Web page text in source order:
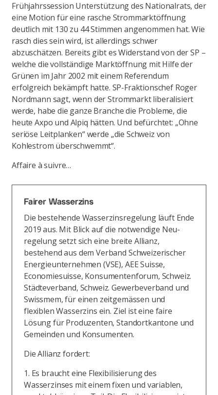
Frühjahrssession Unterstützung des Nationalrats, der
eine Motion für eine rasche Strommarktöffnung
deutlich mit 130 zu 44 Stimmen angenommen hat. Wie
rasch dies sein wird, ist allerdings schwer
abzuschätzen. Bereits gibt es Widerstand von der SP –
welche die vollständige Marktöffnung mit Hilfe der
Grünen im Jahr 2002 mit einem Referendum
erfolgreich bekämpft hatte. SP-Fraktionschef Roger
Nordmann sagt, wenn der Strommarkt liberalisiert
werde, habe die ganze Branche die Probleme, die
heute Axpo und Alpiq hätten. Und befürchtet: „Ohne
seriöse Leitplanken“ werde „die Schweiz von
Kohlestrom überschwemmt“.
Affaire à suivre…
Fairer Wasserzins
Die bestehende Wasserzinsregelung läuft Ende
2019 aus. Mit Blick auf die notwendige Neu­
regelung setzt sich eine breite Allianz,
bestehend aus dem Verband Schweizerischer
Energieunternehmen (VSE), AEE Suisse,
Economiesuisse, Konsumentenforum, Schweiz.
Städteverband, Schweiz. Gewerbeverband und
Swissmem, für einen zeitgemässen und
flexiblen Wasserzins ein. Ziel ist eine faire
Lösung für Produzenten, Standortkantone und
Gemeinden und Konsumenten.
Die Allianz fordert:
1. Es braucht eine Flexibilisierung des
Wasserzinses mit einem fixen und variablen,